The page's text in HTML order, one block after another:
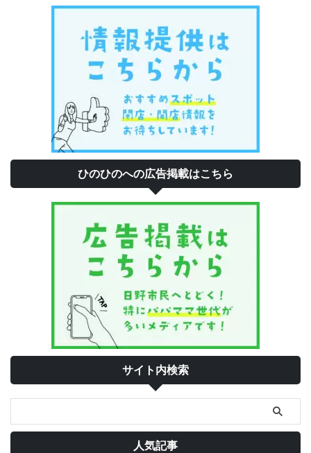
ひのひのへの広告掲載はこちら
サイト内検索
人気記事